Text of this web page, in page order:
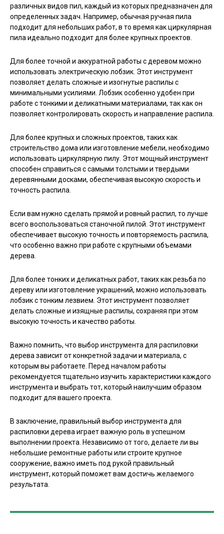
различных видов пил, каждый из которых предназначен для
определенных задач. Например, обычная ручная пила
подходит для небольших работ, в то время как циркулярная
пила идеально подходит для более крупных проектов.
Для более точной и аккуратной работы с деревом можно
использовать электрическую лобзик. Этот инструмент
позволяет делать сложные и изогнутые распилы с
минимальными усилиями. Лобзик особенно удобен при
работе с тонкими и деликатными материалами, так как он
позволяет контролировать скорость и направление распила.
Для более крупных и сложных проектов, таких как
строительство дома или изготовление мебели, необходимо
использовать циркулярную пилу. Этот мощный инструмент
способен справиться с самыми толстыми и твердыми
деревянными досками, обеспечивая высокую скорость и
точность распила.
Если вам нужно сделать прямой и ровный распил, то лучше
всего воспользоваться станочной пилой. Этот инструмент
обеспечивает высокую точность и повторяемость распила,
что особенно важно при работе с крупными объемами
дерева.
Для более тонких и деликатных работ, таких как резьба по
дереву или изготовление украшений, можно использовать
лобзик с тонким лезвием. Этот инструмент позволяет
делать сложные и изящные распилы, сохраняя при этом
высокую точность и качество работы.
Важно помнить, что выбор инструмента для распиловки
дерева зависит от конкретной задачи и материала, с
которым вы работаете. Перед началом работы
рекомендуется тщательно изучить характеристики каждого
инструмента и выбрать тот, который наилучшим образом
подходит для вашего проекта.
В заключение, правильный выбор инструмента для
распиловки дерева играет важную роль в успешном
выполнении проекта. Независимо от того, делаете ли вы
небольшие ремонтные работы или строите крупное
сооружение, важно иметь под рукой правильный
инструмент, который поможет вам достичь желаемого
результата.